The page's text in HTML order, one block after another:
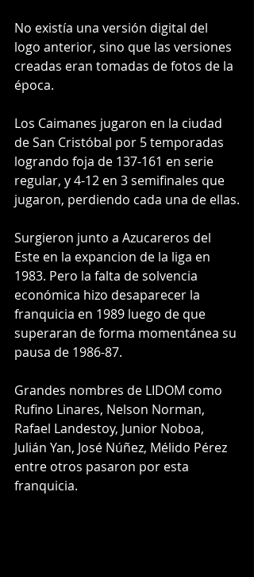
No existía una versión digital del
logo anterior, sino que las versiones
creadas eran tomadas de fotos de la
época.
Los Caimanes jugaron en la ciudad
de San Cristóbal por 5 temporadas
logrando foja de 137-161 en serie
regular, y 4-12 en 3 semifinales que
jugaron, perdiendo cada una de ellas.
Surgieron junto a Azucareros del
Este en la expancion de la liga en
1983. Pero la falta de solvencia
económica hizo desaparecer la
franquicia en 1989 luego de que
superaran de forma momentánea su
pausa de 1986-87.
Grandes nombres de LIDOM como
Rufino Linares, Nelson Norman,
Rafael Landestoy, Junior Noboa,
Julián Yan, José Núñez, Mélido Pérez
entre otros pasaron por esta
franquicia.